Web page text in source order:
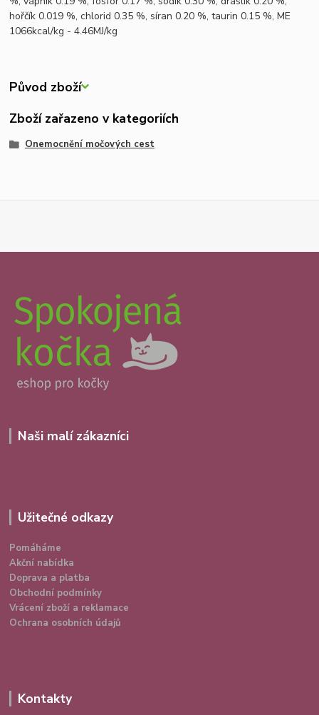
hořčík 0.019 %, chlorid 0.35 %, síran 0.20 %, taurin 0.15 %,ME
1066kcal/kg - 4.46MJ/kg
Původ zboží
Zboží zařazeno v kategoriích
Onemocnění močových cest
Naši malí zákazníci
Užitečné odkazy
Pomáháme
Akční nabídka
Doprava a platba
Obchodní podmínky
Vrácení zboží a reklamace
Ochrana osobních údajů
Kontakty